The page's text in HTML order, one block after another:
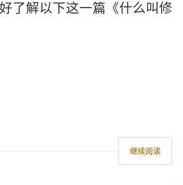
了解以下这一篇《什么叫修
继续阅读